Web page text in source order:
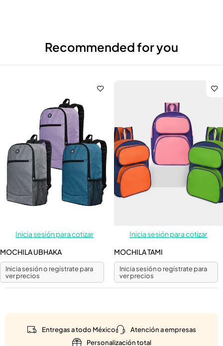
Recommended for you
Inicia sesión para cotizar
MOCHILA UBHAKA
Inicia sesión o regístrate para
ver precios
Inicia sesión para cotizar
MOCHILA TAMI
Inicia sesión o regístrate para
ver precios
Entregas a todo México
Atención a empresas
Personalización total